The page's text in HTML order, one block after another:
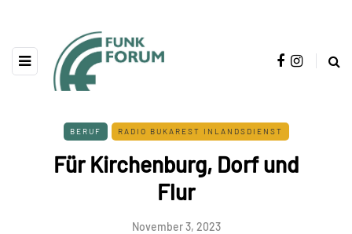
BERUF RADIO BUKAREST INLANDSDIENST
Für Kirchenburg, Dorf und
Flur
November 3, 2023